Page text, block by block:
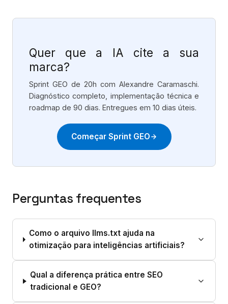
Quer que a IA cite a sua
marca?
Sprint GEO de 20h com Alexandre Caramaschi.
Diagnóstico completo, implementação técnica e
roadmap de 90 dias. Entregues em 10 dias úteis.
Começar Sprint GEO
Perguntas frequentes
Como o arquivo llms.txt ajuda na
otimização para inteligências artificiais?
Qual a diferença prática entre SEO
tradicional e GEO?